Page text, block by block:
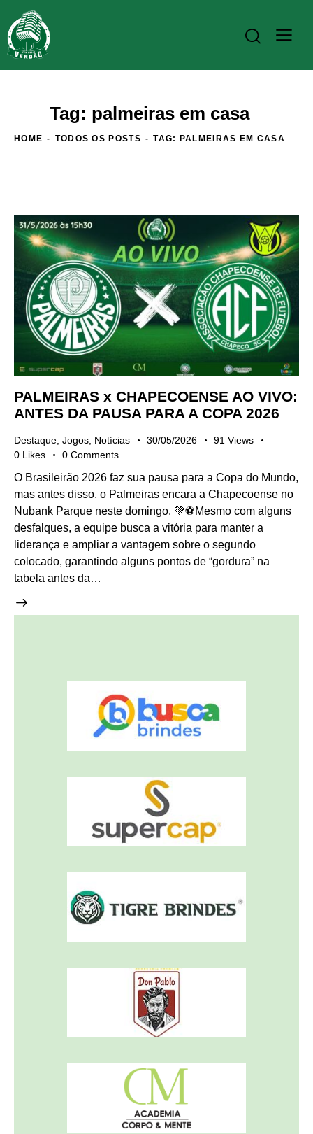
Tag: palmeiras em casa
HOME TODOS OS POSTS TAG: PALMEIRAS EM CASA
PALMEIRAS x CHAPECOENSE AO VIVO:
ANTES DA PAUSA PARA A COPA 2026
Destaque Jogos Notícias 30/05/2026 91 Views
0 Likes 0 Comments
O Brasileirão 2026 faz sua pausa para a Copa do Mundo,
mas antes disso, o Palmeiras encara a Chapecoense no
Nubank Parque neste domingo. 💚⚽Mesmo com alguns
desfalques, a equipe busca a vitória para manter a
liderança e ampliar a vantagem sobre o segundo
colocado, garantindo alguns pontos de “gordura” na
tabela antes da…